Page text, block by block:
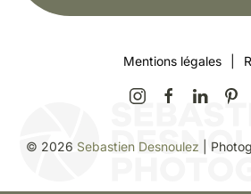
Mentions légales
© 2026 Sebastien Desnoulez |